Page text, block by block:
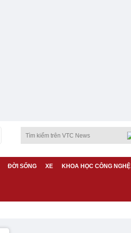
ĐỜI SỐNG XE KHOA HỌC CÔNG NGHỆ